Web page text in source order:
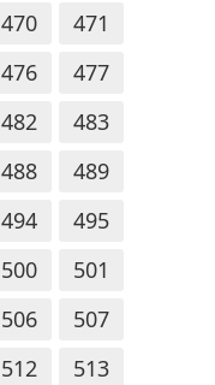
470
471
476
477
482
483
488
489
494
495
500
501
506
507
512
513